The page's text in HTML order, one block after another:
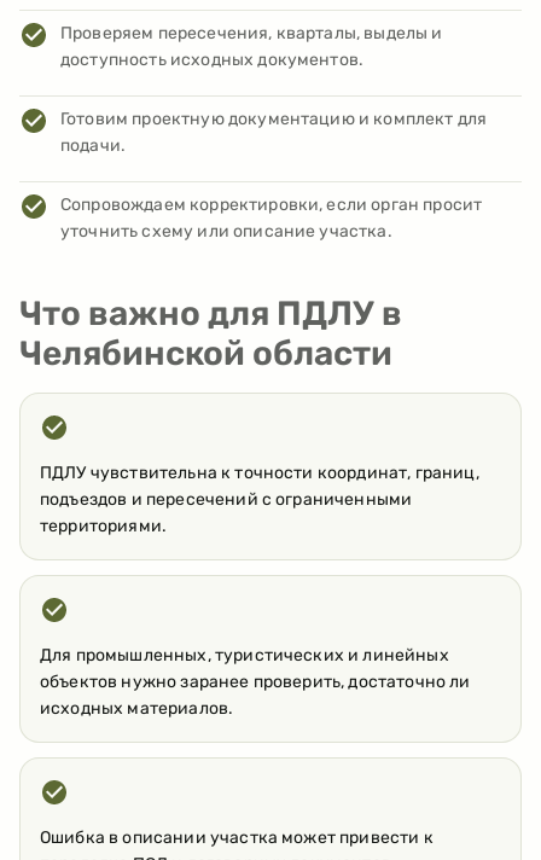
Проверяем пересечения, кварталы, выделы и
доступность исходных документов.
Готовим проектную документацию и комплект для
подачи.
Сопровождаем корректировки, если орган просит
уточнить схему или описание участка.
Что важно для ПДЛУ в
Челябинской области
ПДЛУ чувствительна к точности координат, границ,
подъездов и пересечений с ограниченными
территориями.
Для промышленных, туристических и линейных
объектов нужно заранее проверить, достаточно ли
исходных материалов.
Ошибка в описании участка может привести к